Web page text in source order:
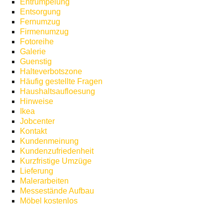
Entrümpelung
Entsorgung
Fernumzug
Firmenumzug
Fotoreihe
Galerie
Guenstig
Halteverbotszone
Häufig gestellte Fragen
Haushaltsaufloesung
Hinweise
Ikea
Jobcenter
Kontakt
Kundenmeinung
Kundenzufriedenheit
Kurzfristige Umzüge
Lieferung
Malerarbeiten
Messestände Aufbau
Möbel kostenlos